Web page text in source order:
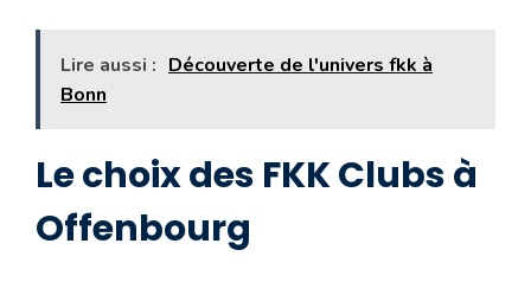
Lire aussi : Découverte de l'univers fkk à
Bonn
Le choix des FKK Clubs à
Offenbourg